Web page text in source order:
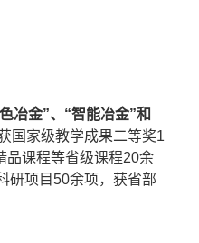
冶金”、“智能冶金”和
国家级教学成果二等奖1
品课程等省级课程20余
研项目50余项，获省部